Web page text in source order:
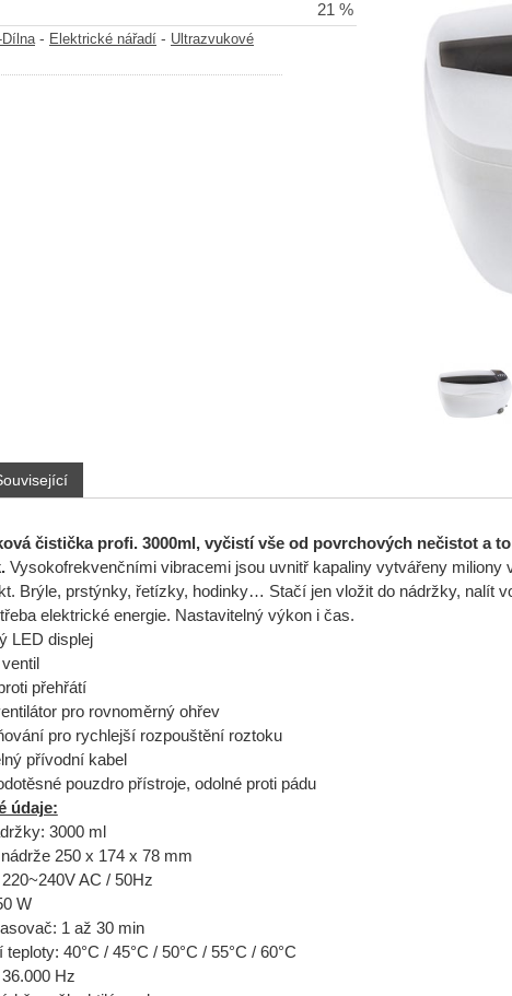
21 %
Dílna- Elektrické nářadí - Ultrazvukové
čistička profi. 3000ml, vyčistí vše od povrchových nečistot a
Vysokofrekvenčními vibracemi jsou uvnitř kapaliny vytvářeny miliony
Brýle, prstýnky, řetízky, hodinky… Stačí jen vložit do nádržky, nalít
elektrické energie. Nastavitelný výkon i čas.
LED displej
přehřátí
pro rovnoměrný ohřev
pro rychlejší rozpouštění roztoku
přívodní kabel
pouzdro přístroje, odolné proti pádu
údaje:
3000 ml
250 x 174 x 78 mm
AC / 50Hz
W
1 až 30 min
teploty: 40°C / 45°C / 50°C / 55°C / 60°C
Hz